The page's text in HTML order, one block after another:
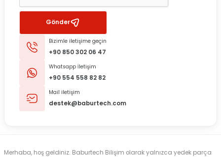
Gönder
Bizimle iletişime geçin
+90 850 302 06 47
Whatsapp İletişim
+90 554 558 82 82
Mail iletişim
destek@baburtech.com
Merhaba, hoş geldiniz. Baburtech Bilişim olarak yalnızca yedek parça